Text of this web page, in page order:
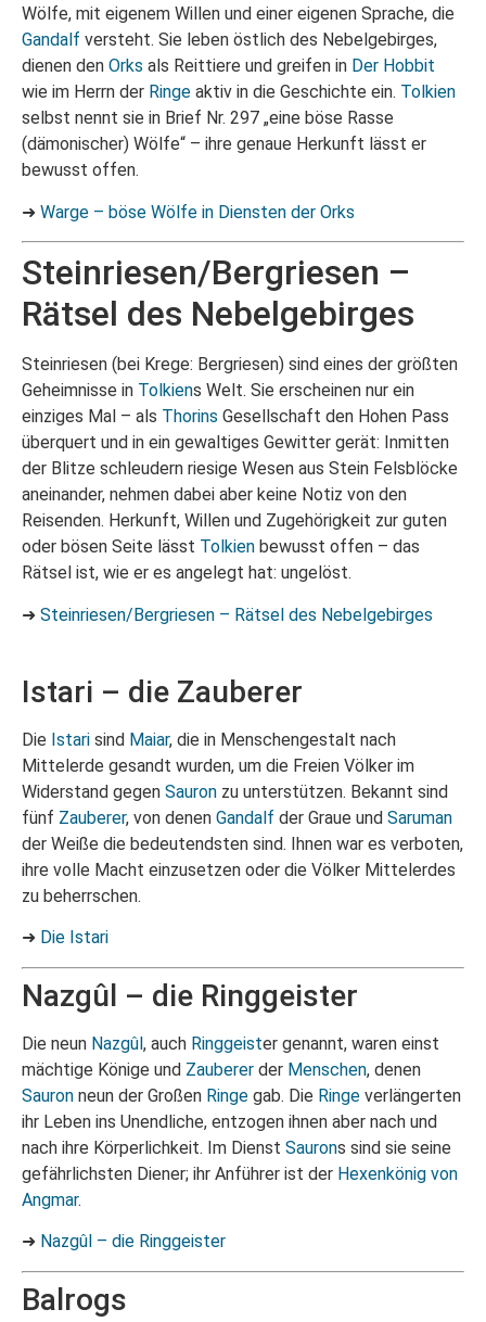
Wölfe, mit eigenem Willen und einer eigenen Sprache, die
Gandalf versteht. Sie leben östlich des Nebelgebirges,
dienen den Orks als Reittiere und greifen in Der Hobbit
wie im Herrn der Ringe aktiv in die Geschichte ein. Tolkien
selbst nennt sie in Brief Nr. 297 „eine böse Rasse
(dämonischer) Wölfe“ – ihre genaue Herkunft lässt er
bewusst offen.
➜ Warge – böse Wölfe in Diensten der Orks
Steinriesen/Bergriesen –
Rätsel des Nebelgebirges
Steinriesen (bei Krege: Bergriesen) sind eines der größten
Geheimnisse in Tolkiens Welt. Sie erscheinen nur ein
einziges Mal – als Thorins Gesellschaft den Hohen Pass
überquert und in ein gewaltiges Gewitter gerät: Inmitten
der Blitze schleudern riesige Wesen aus Stein Felsblöcke
aneinander, nehmen dabei aber keine Notiz von den
Reisenden. Herkunft, Willen und Zugehörigkeit zur guten
oder bösen Seite lässt Tolkien bewusst offen – das
Rätsel ist, wie er es angelegt hat: ungelöst.
➜ Steinriesen/Bergriesen – Rätsel des Nebelgebirges
Istari – die Zauberer
Die Istari sind Maiar, die in Menschengestalt nach
Mittelerde gesandt wurden, um die Freien Völker im
Widerstand gegen Sauron zu unterstützen. Bekannt sind
fünf Zauberer, von denen Gandalf der Graue und Saruman
der Weiße die bedeutendsten sind. Ihnen war es verboten,
ihre volle Macht einzusetzen oder die Völker Mittelerdes
zu beherrschen.
➜ Die Istari
Nazgûl – die Ringgeister
Die neun Nazgûl, auch Ringgeister genannt, waren einst
mächtige Könige und Zauberer der Menschen, denen
Sauron neun der Großen Ringe gab. Die Ringe verlängerten
ihr Leben ins Unendliche, entzogen ihnen aber nach und
nach ihre Körperlichkeit. Im Dienst Saurons sind sie seine
gefährlichsten Diener; ihr Anführer ist der Hexenkönig von
Angmar.
➜ Nazgûl – die Ringgeister
Balrogs